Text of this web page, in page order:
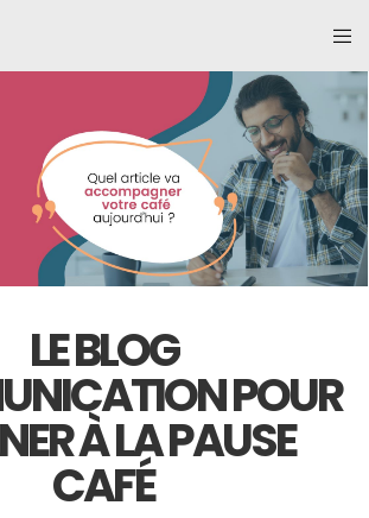
LE BLOG
POUR
À LA PAUSE
CAFÉ